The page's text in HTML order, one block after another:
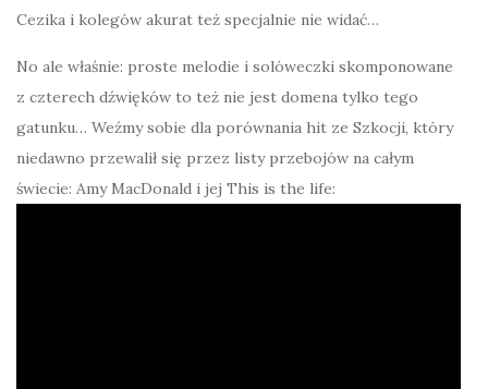
Cezika i kolegów akurat też specjalnie nie widać…
No ale właśnie: proste melodie i solóweczki skomponowane
z czterech dźwięków to też nie jest domena tylko tego
gatunku… Weźmy sobie dla porównania hit ze Szkocji, który
niedawno przewalił się przez listy przebojów na całym
świecie: Amy MacDonald i jej This is the life: